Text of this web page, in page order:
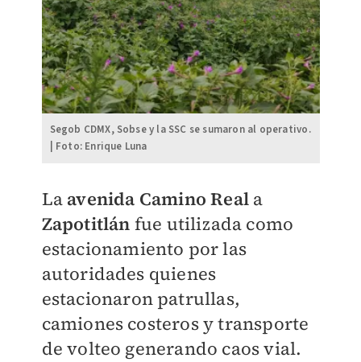
Segob CDMX, Sobse y la SSC se sumaron al operativo.
| Foto: Enrique Luna
La avenida Camino Reala
Zapotitlán fue utilizada como
estacionamiento por las
autoridades quienes
estacionaron patrullas,
camiones costeros y transporte
de volteo generando caos vial.